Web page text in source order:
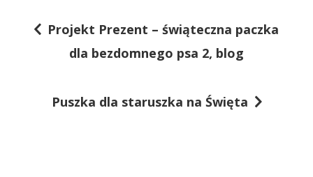
Projekt Prezent – świąteczna paczka
dla bezdomnego psa 2, blog
Puszka dla staruszka na Święta